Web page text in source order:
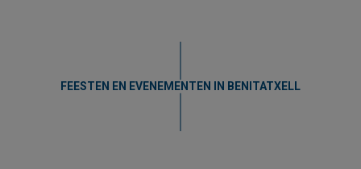
FEESTEN EN EVENEMENTEN IN BENITATXELL